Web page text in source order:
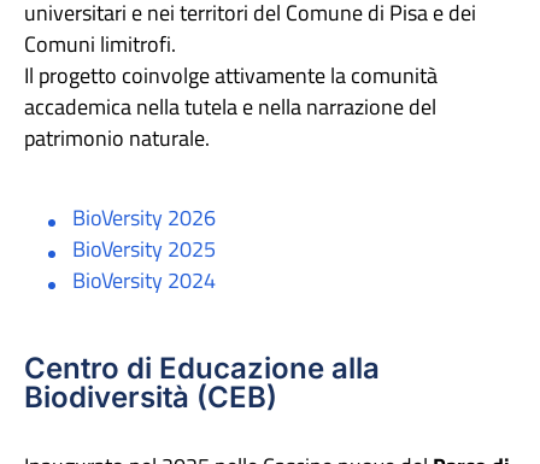
universitari e nei territori del Comune di Pisa e dei
Comuni limitrofi.
Il progetto coinvolge attivamente la comunità
accademica nella tutela e nella narrazione del
patrimonio naturale.
BioVersity 2026
BioVersity 2025
BioVersity 2024
Centro di Educazione alla
Biodiversità (CEB)